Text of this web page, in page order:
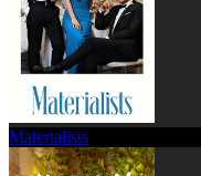
Materialists